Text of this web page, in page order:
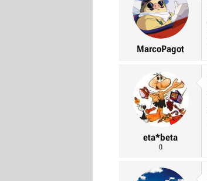
MarcoPagot
eta*beta
0